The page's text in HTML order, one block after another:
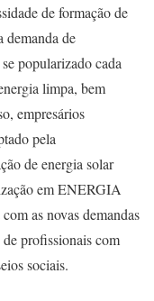
de formação de
demanda de
popularizado cada
limpa, bem
empresários
pela
de energia solar
em ENERGIA
as novas demandas
profissionais com
sociais.